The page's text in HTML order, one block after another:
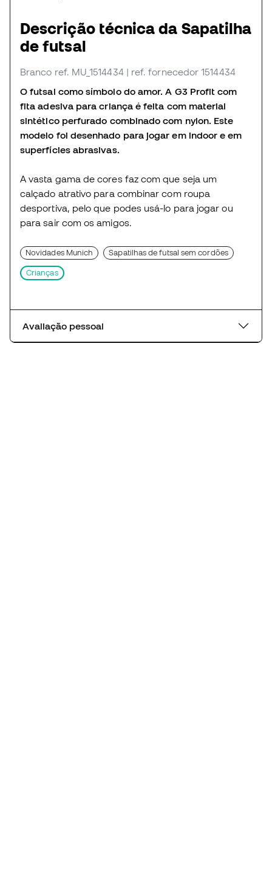
Descrição técnica da Sapatilha
de futsal
Branco ref. MU_1514434 | ref. fornecedor 1514434
O futsal como símbolo do amor. A G3 Profit com
fita adesiva para criança é feita com material
sintético perfurado combinado com nylon. Este
modelo foi desenhado para jogar em indoor e em
superfícies abrasivas.
A vasta gama de cores faz com que seja um
calçado atrativo para combinar com roupa
desportiva, pelo que podes usá-lo para jogar ou
para sair com os amigos.
Novidades Munich Sapatilhas de futsal sem cordões
Crianças
Avaliação pessoal